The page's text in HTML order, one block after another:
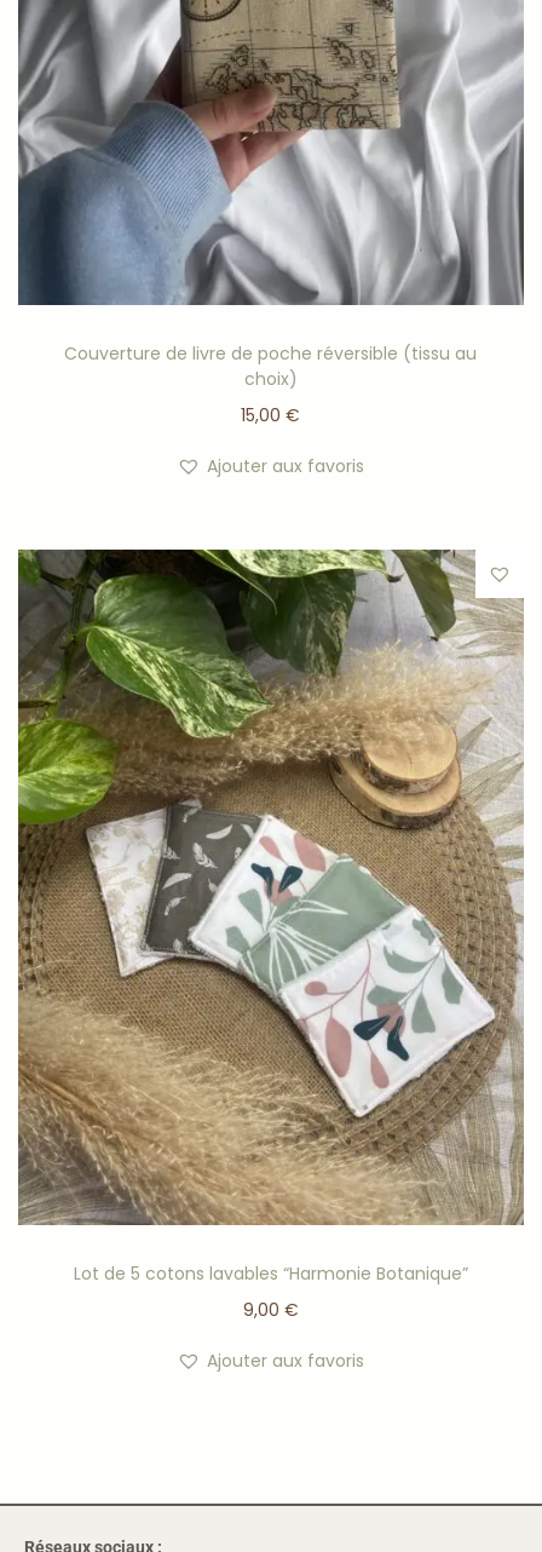
Couverture de livre de poche réversible (tissu au
choix)
15,00€
Ajouter aux favoris
Lot de 5 cotons lavables “Harmonie Botanique”
9,00 €
Ajouter aux favoris
Réseaux sociaux :